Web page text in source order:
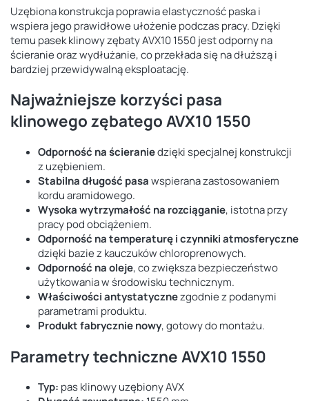
Uzębiona konstrukcja poprawia elastyczność paska i
wspiera jego prawidłowe ułożenie podczas pracy. Dzięki
temu pasek klinowy zębaty AVX10 1550 jest odporny na
ścieranie oraz wydłużanie, co przekłada się na dłuższą i
bardziej przewidywalną eksploatację.
Najważniejsze korzyści pasa
klinowego zębatego AVX10 1550
Odporność na ścieraniedzięki specjalnej konstrukcji
z uzębieniem.
Stabilna długość pasawspierana zastosowaniem
kordu aramidowego.
Wysoka wytrzymałość na rozciąganie, istotna przy
pracy pod obciążeniem.
Odporność na temperaturę i czynniki atmosferyczne
dzięki bazie z kauczuków chloroprenowych.
Odporność na oleje, co zwiększa bezpieczeństwo
użytkowania w środowisku technicznym.
Właściwości antystatycznezgodnie z podanymi
parametrami produktu.
Produkt fabrycznie nowy, gotowy do montażu.
Parametry techniczne AVX10 1550
Typ: pas klinowy uzębiony AVX